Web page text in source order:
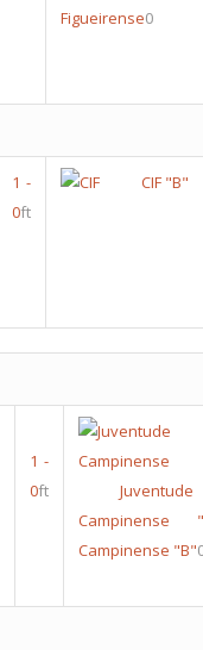
Figueirense0
1 -
0ft
CIF "B"
1 -
0ft
Campinense
Campinense "B"